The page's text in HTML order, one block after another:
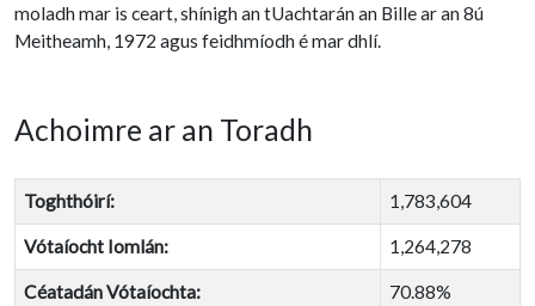
moladh mar is ceart, shínigh an tUachtarán an Bille ar an 8ú
Meitheamh, 1972 agus feidhmíodh é mar dhlí.
Achoimre ar an Toradh
Toghthóirí: 1,783,604
Vótaíocht Iomlán: 1,264,278
Céatadán Vótaíochta: 70.88%